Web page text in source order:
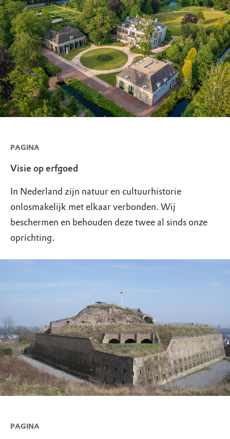
PAGINA
Visie op erfgoed
In Nederland zijn natuur en cultuurhistorie
onlosmakelijk met elkaar verbonden. Wij
beschermen en behouden deze twee al sinds onze
oprichting.
PAGINA